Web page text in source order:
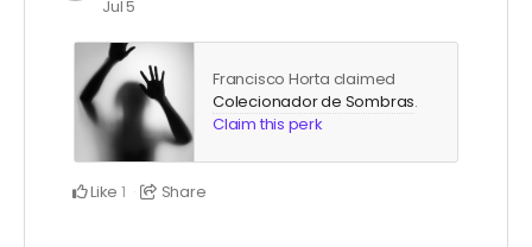
Jul 5
Francisco Horta claimed
Colecionador de Sombras.
Claim this perk
Like 1 Share